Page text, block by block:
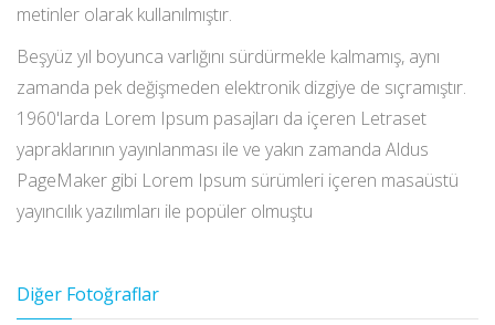
metinler olarak kullanılmıştır.
Beşyüz yıl boyunca varlığını sürdürmekle kalmamış, aynı
zamanda pek değişmeden elektronik dizgiye de sıçramıştır.
1960'larda Lorem Ipsum pasajları da içeren Letraset
yapraklarının yayınlanması ile ve yakın zamanda Aldus
PageMaker gibi Lorem Ipsum sürümleri içeren masaüstü
yayıncılık yazılımları ile popüler olmuştu
Diğer Fotoğraflar